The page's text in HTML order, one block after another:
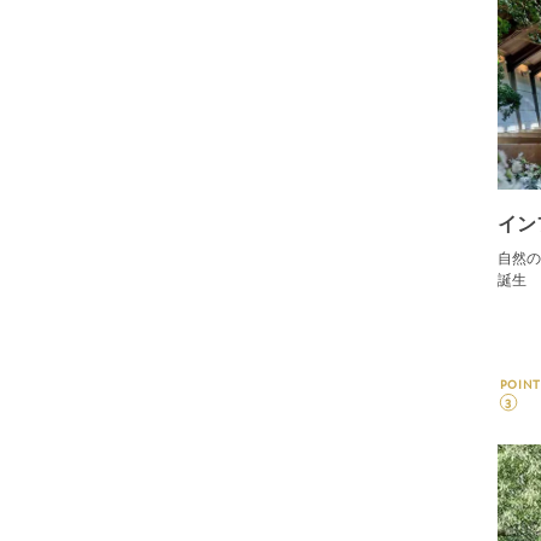
イ
自然
誕生
POINT
3